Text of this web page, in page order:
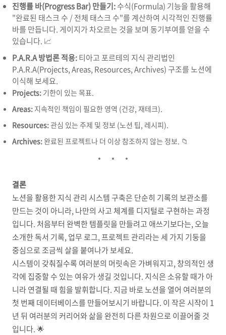
진행률 바(Progress Bar) 만들기:수식(Formula) 기능을 활용해
"완료된 태스크 수 / 전체 태스크 수"를 계산하여 시각적인 진행률
바를 만듭니다. 게이지가 차오르는 것을 보며 동기부여를 얻을 수
있습니다. 📈
P.A.R.A 방법론 적용:티아고 포르테의 지식 관리법인
P.A.R.A(Projects, Areas, Resources, Archives) 구조를 노션에
이식해 보세요.
Projects: 기한이 있는 목표.
Areas: 지속적인 책임이 필요한 영역 (건강, 재테크).
Resources:관심 있는 주제 및 정보 (노션 팁, 레시피).
Archives: 완료된 프로젝트나 더 이상 참조하지 않는 정보. 📁
결론
노션을 활용한 지식 관리 시스템 구축은 단순히 기록의 보관소를
만드는 것이 아니라, 나만의 사고 체계를 디지털로 구현하는 과정
입니다. 처음부터 완벽한 템플릿을 만들려고 애쓰기보다는, 오늘
소개한 독서 기록, 업무 로그, 프로젝트 관리라는 세 가지 기둥을
중심으로 조금씩 살을 붙여나가 보세요.
시스템이 갖춰질수록 여러분의 머릿속은 가벼워지고, 창의적인 생
각에 집중할 수 있는 여유가 생길 것입니다. 지식은 소유할 때가 아
니라 연결될 때 힘을 발휘합니다. 지금 바로 노션을 열어 여러분의
첫 번째 데이터베이스를 만들어보시기 바랍니다. 이 작은 시작이 1
년 뒤 여러분의 커리어와 삶을 완전히 다른 차원으로 이끌어줄 것
입니다. 🌟